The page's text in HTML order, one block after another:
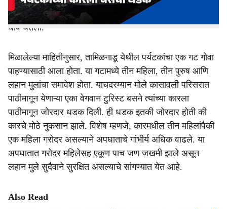
अपघाताची माहिती मिळताच कुळे पोलिसांनी तात्काळ घटनास्थळाकडे
धाव घेतली.
मिळालेल्या माहितीनुसार, तामिळनाडू येथील पर्यटकांचा एक गट गोवा
पाहण्यासाठी आला होता. या गटामध्ये तीन महिला, तीन पुरुष आणि
लहान मुलांचा समावेश होता. याचदरम्यान मोले कासावली परिसरात
पाठीमागून येणाऱ्या एका वेगवान टुरिस्ट बसने त्यांच्या कारला
पाठीमागून जोरदार धडक दिली. ही धडक इतकी जोरदार होती की
कारचे मोठे नुकसान झाले. विशेष म्हणजे, कारमधील तीन महिलांपैकी
एक महिला गरोदर असल्याने अपघाताचे गांभीर्य अधिक वाढले. या
अपघातात गरोदर महिलेसह एकूण पाच जण जखमी झाले असून
लहान मुले सुदैवाने सुरक्षित असल्याचे सांगण्यात येत आहे.
Also Read